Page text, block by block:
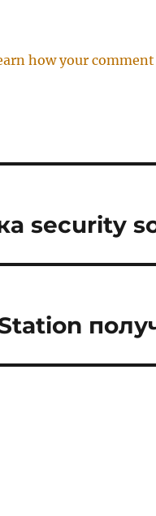
how your comment
security